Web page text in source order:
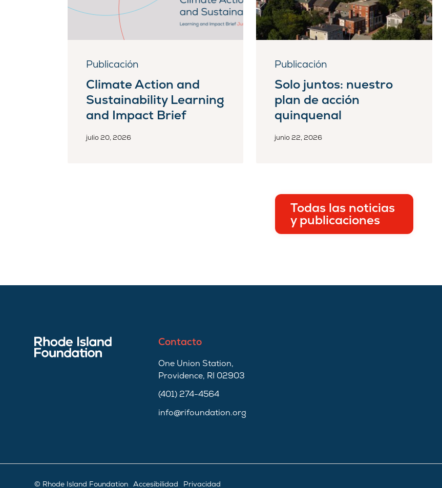
Publicación
Climate Action and
Sustainability Learning
and Impact Brief
julio 20, 2026
Publicación
Solo juntos: nuestro
plan de acción
quinquenal
junio 22, 2026
Todas las noticias
y publicaciones
Contacto
One Union Station,
Providence, RI 02903
(401) 274-4564
info@rifoundation.org
© Rhode Island Foundation Accesibilidad Privacidad